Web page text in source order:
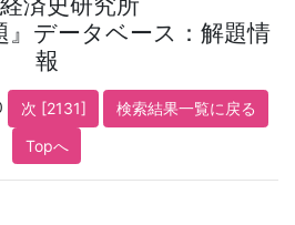
』データベース：解題情
報
次 [2131]
検索結果一覧に戻る
Topへ